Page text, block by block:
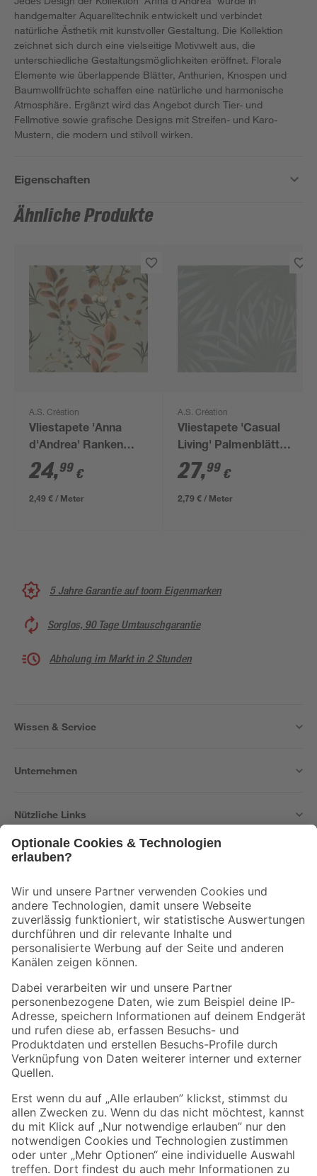
handgemalter Aquarelltechnik entwickelt und verbindet
natürliche Ästhetik mit kunstvoller Gestaltung. Die Kollektion
zeichnet sich durch eine vielseitige Motivwelt aus, die
unterschiedliche Gestaltungsmöglichkeiten eröffnet. Florale
Elemente wie überlappende Blätter, Anthurien, Knospen und
Baumwollfrüchte schaffen eine natürliche und harmonische
Atmosphäre. Ergänzt wird das Angebot durch Tier- und
Fellmotive sowie grafische Designs mit Streifen- und Karo-
Mustern, die modern und stilvoll wirken.
Eigenschaften
Ähnliche Produkte
A.S. Création
Vliestapete 'Anna
d'Andrea' Ranken
braun 0,53 x 10,05 m
24,99 €
2,49 € / Meter
A.S. Création
Vliestapete 'Casual
Living' Palmenblätter
blau/grau 0,53 x 10,05
m
27,99 €
2,79 € / Meter
5 Jahre Garantie auf toom Eigenmarken
Sorglos, 90 Tage Umtauschgarantie
Abholung im Markt in 2 Stunden
Wissen & Service
Unternehmen
Nützliche Links
Der toom Newsletter: Keine Angebote und Aktionen mehr verpassen!
Zur Newsletter Anmeldung
Folge uns
Zahlungsarten Versandarten
Sicher einkaufen
Jetzt die toom-App herunterladen